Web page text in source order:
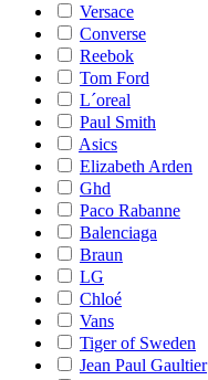
Versace
Converse
Reebok
Tom Ford
L´oreal
Paul Smith
Asics
Elizabeth Arden
Ghd
Paco Rabanne
Balenciaga
Braun
LG
Chloé
Vans
Tiger of Sweden
Jean Paul Gaultier